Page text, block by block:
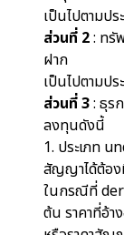
เป็นไปตามปร
ส่วนที่ 2: ทรั
ฝาก
เป็นไปตามปร
ส่วนที่ 3: ธุร
ลงทุนดังนี้
1. ประเภท
สัญญาได้ต้อง
ในกรณีที่
ต้น ราคาที่อ้า